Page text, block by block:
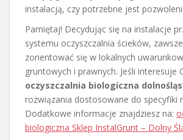
instalacją, czy potrzebne jest
Pamiętaj! Decydując się na instalacje
systemu oczyszczalnia ścieków,
zorientować się w lokalnych
gruntowych i prawnych. Jeśli interesuje
oczyszczalnia biologiczna
rozwiązania dostosowane do specyfiki
Dodatkowe informacje znajdziesz na:
biologiczna Sklep InstalGrunt – Dolny